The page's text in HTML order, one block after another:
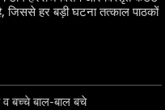
जिससे हर बड़ी घटना तत्काल पाठकों
बच्चे बाल-बाल बचे